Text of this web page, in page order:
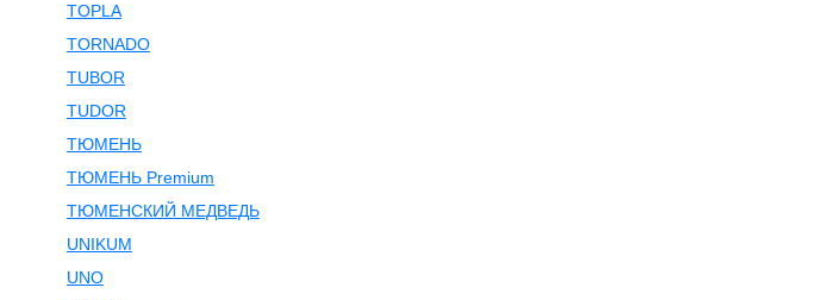
TOPLA
TORNADO
TUBOR
TUDOR
ТЮМЕНЬ
ТЮМЕНЬ Premium
ТЮМЕНСКИЙ МЕДВЕДЬ
UNIKUM
UNO